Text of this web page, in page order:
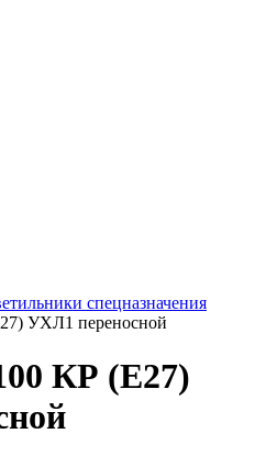
спецназначения
УХЛ1 переносной
КР (Е27)